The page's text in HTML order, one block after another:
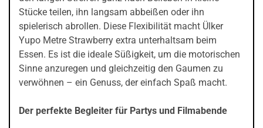
Stücke teilen, ihn langsam abbeißen oder ihn
spielerisch abrollen. Diese Flexibilität macht Ülker
Yupo Metre Strawberry extra unterhaltsam beim
Essen. Es ist die ideale Süßigkeit, um die motorischen
Sinne anzuregen und gleichzeitig den Gaumen zu
verwöhnen – ein Genuss, der einfach Spaß macht.
Der perfekte Begleiter für Partys und Filmabende